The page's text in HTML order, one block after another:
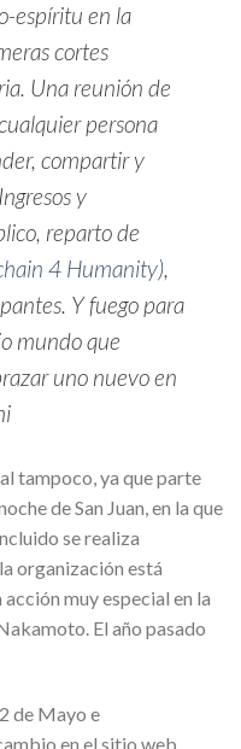
espíritu en la
cortes
Una reunión de
persona
compartir y
y
reparto de
4 Humanity),
Y fuego para
mundo que
uno nuevo en
tampoco, ya que parte
de San Juan, en la que
se realiza
organización está
muy especial en la
El año pasado
de Mayo e
en el sitio web